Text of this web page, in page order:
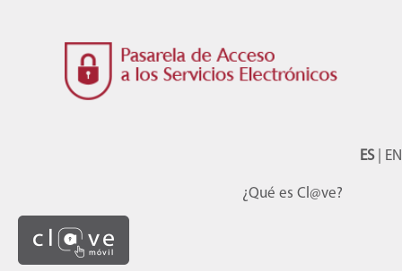
ES| EN
¿Qué es Cl@ve?